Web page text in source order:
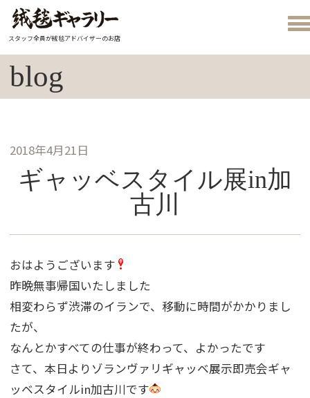
スタッフ全員が絨毯アドバイザーのお店
blog
2018年4月21日
ギャッベスタイル展in加
古川
おはようございます
昨晩無事帰国いたしました
相変わらず渋滞のイランで、移動に時間がかかりまし
たが、
なんとかすべての仕事が終わって、よかったです
さて、本日よりゾランヴァリギャッベ展示即売会ギャ
ッベスタイルin加古川です